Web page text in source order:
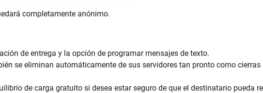
completamente anónimo.
de entrega y la opción de programar mensajes de texto.
se eliminan automáticamente de sus servidores tan pronto como cierras
de carga gratuito si desea estar seguro de que el destinatario pueda